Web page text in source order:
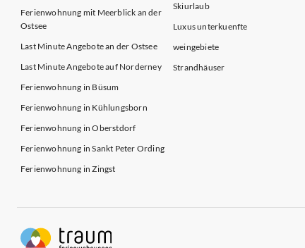
Ferienwohnung mit Meerblick an der
Ostsee
Last Minute Angebote an der Ostsee
Last Minute Angebote auf Norderney
Ferienwohnung in Büsum
Ferienwohnung in Kühlungsborn
Ferienwohnung in Oberstdorf
Ferienwohnung in Sankt Peter Ording
Ferienwohnung in Zingst
Skiurlaub
Luxus unterkuenfte
weingebiete
Strandhäuser